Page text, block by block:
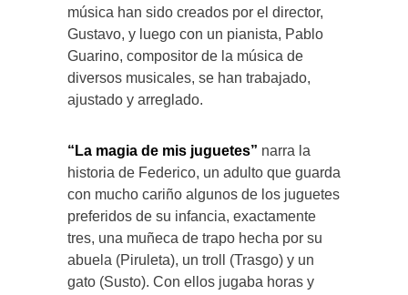
música han sido creados por el director,
Gustavo, y luego con un pianista, Pablo
Guarino, compositor de la música de
diversos musicales, se han trabajado,
ajustado y arreglado.
“La magia de mis juguetes” narra la
historia de Federico, un adulto que guarda
con mucho cariño algunos de los juguetes
preferidos de su infancia, exactamente
tres, una muñeca de trapo hecha por su
abuela (Piruleta), un troll (Trasgo) y un
gato (Susto). Con ellos jugaba horas y